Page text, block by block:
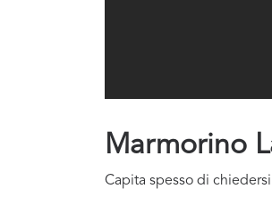
Marmorino
Capita spesso di